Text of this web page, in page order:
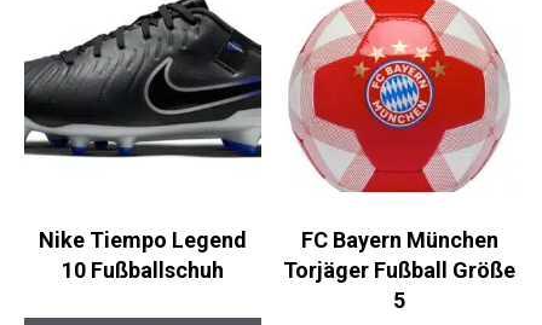
Nike Tiempo Legend
10 Fußballschuh
FC Bayern München
Torjäger Fußball Größe
5